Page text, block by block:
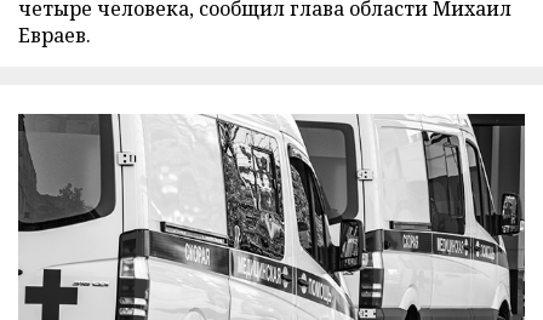
четыре человека, сообщил глава области Михаил
Евраев.